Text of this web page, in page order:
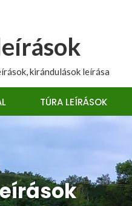
kirándulások leírása
TÚRA LEÍRÁSOK